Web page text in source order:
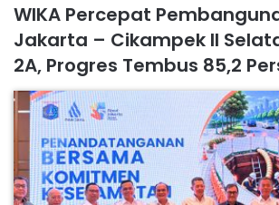
WIKA Percepat
Jakarta – Cikampek II
2A, Progres Tembus 85,2